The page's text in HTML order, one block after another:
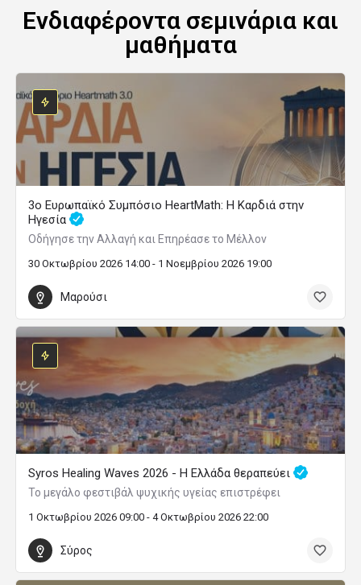
Ενδιαφέροντα σεμινάρια και
μαθήματα
3ο Ευρωπαϊκό Συμπόσιο HeartMath: Η Καρδιά στην
Ηγεσία
Οδήγησε την Αλλαγή και Επηρέασε το Μέλλον
30 Οκτωβρίου 2026 14:00 - 1 Νοεμβρίου 2026 19:00
Μαρούσι
Syros Healing Waves 2026 - Η Ελλάδα θεραπεύει
Το μεγάλο φεστιβάλ ψυχικής υγείας επιστρέφει
1 Οκτωβρίου 2026 09:00 - 4 Οκτωβρίου 2026 22:00
Σύρος